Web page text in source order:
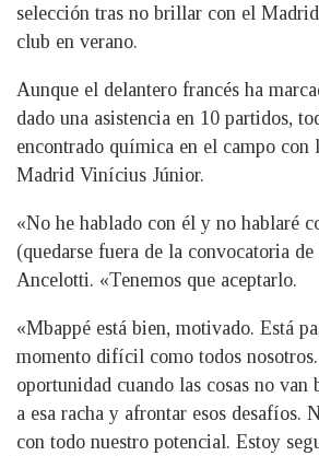
selección tras no brillar con el
club en verano.
Aunque el delantero francés ha
dado una asistencia en 10 partidos,
encontrado química en el campo con
Madrid Vinícius Júnior.
«No he hablado con él y no hablaré
(quedarse fuera de la convocatoria
Ancelotti. «Tenemos que aceptarlo.
«Mbappé está bien, motivado. Está
momento difícil como todos
oportunidad cuando las cosas no van
a esa racha y afrontar esos desafíos.
con todo nuestro potencial. Estoy